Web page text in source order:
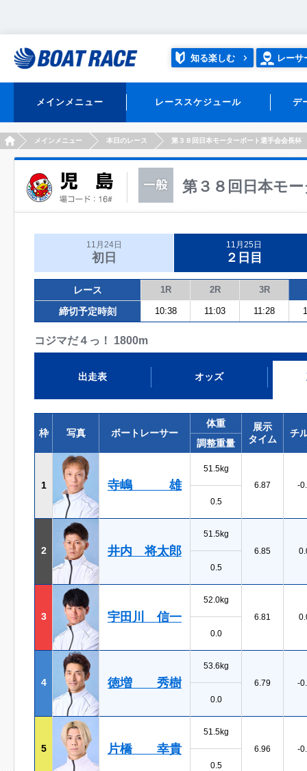
知る楽しむ レーサ
メインメニュー レーススケジュール デ
HOMEメインメニュー 本日のレース 第３８回日本モーターボート選手会会長杯
第３８回日本モ
11月24日
初日
11月25日
２日目
レース 1R 2R 3R
締切予定時刻 10:38 11:03 11:28
コジマだ４っ！ 1800m
出走表 オッズ
枠 写真 ボートレーサー
体重
展示
タイム
チ
調整重量
1 寺嶋 雄
51.5kg
6.87
-
0.5
2 井内 将太郎
51.5kg
6.85
0.5
3 宇田川 信一
52.0kg
6.81
0.0
4 徳増 秀樹
53.6kg
6.79
-
0.0
5 片橋 幸貴
51.5kg
6.96
-
0.5